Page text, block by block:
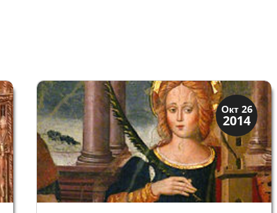
Окт 26
2014
Святые и реликвии
Традиции